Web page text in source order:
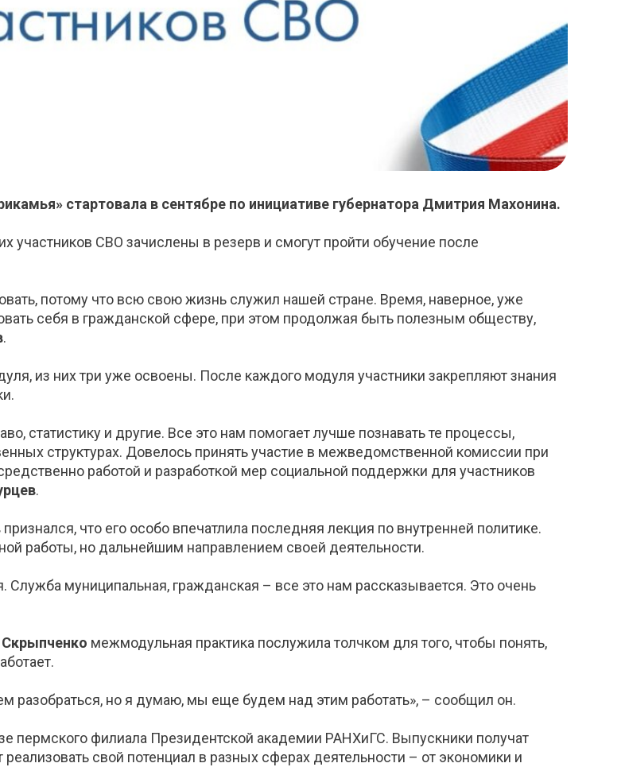
стартовала в сентябре по инициативе губернатора Дмитрия Махонина.
СВО зачислены в резерв и смогут пройти обучение после
потому что всю свою жизнь служил нашей стране. Время, наверное, уже
себя в гражданской сфере, при этом продолжая быть полезным обществу,
.
из них три уже освоены. После каждого модуля участники закрепляют знания
статистику и другие. Все это нам помогает лучше познавать те процессы,
структурах. Довелось принять участие в межведомственной комиссии при
работой и разработкой мер социальной поддержки для участников
.
признался, что его особо впечатлила последняя лекция по внутренней политике.
работы, но дальнейшим направлением своей деятельности.
Служба муниципальная, гражданская – все это нам рассказывается. Это очень
межмодульная практика послужила толчком для того, чтобы понять,
разобраться, но я думаю, мы еще будем над этим работать», – сообщил он.
пермского филиала Президентской академии РАНХиГС. Выпускники получат
свой потенциал в разных сферах деятельности – от экономики и